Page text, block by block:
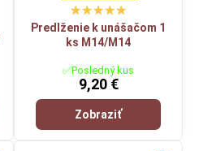
Predlženie k unášačom 1
ks M14/M14
✅Posledný kus
9,20 €
Zobraziť